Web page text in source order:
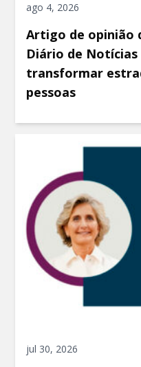
ago 4, 2026
Artigo de opinião
Diário de
transformar
pessoas
jul 30, 2026